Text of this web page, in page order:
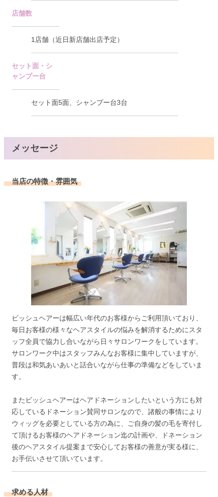
店舗数
1店舗（近日新店舗出店予定）
セット面・シ
ャンプー台
セット面5面、シャンプー台3台
メッセージ
当店の特徴・雰囲気
ビッシュヘアーは幅広い年代のお客様からご利用頂いており、
毎日お客様の様々なヘアスタイルの悩みを解消するためにスタ
ッフ全員で協力し合いながら日々サロンワークをしています。
サロンワーク中はスタッフみんなお客様に集中していますが、
普段は和気あいあいと話合いながら仕事の準備などをしていま
す。
またビッシュヘアーはヘアドネーションしたいという方にも対
応しているドネーション賛同サロンなので、諸般の事情により
ウィッグを必要としている方の為に、ご自身の髪の毛を寄付し
て頂けるお客様のヘアドネーション迄の計画や、ドネーション
後のヘアスタイル提案まで安心してお客様の善意が実る様に、
お手伝いさせて頂いています。
求める人材